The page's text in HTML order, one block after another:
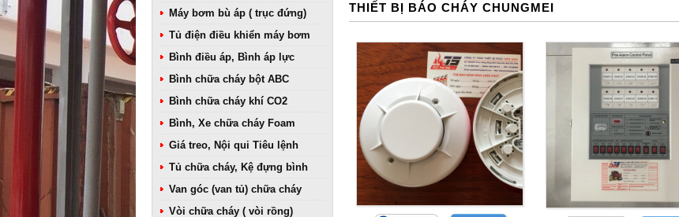
Máy bơm bù áp ( trục đứng)
Tủ điện điều khiển máy bơm
Bình điều áp, Bình áp lực
Bình chữa cháy bột ABC
Bình chữa cháy khí CO2
Bình, Xe chữa cháy Foam
Giá treo, Nội qui Tiêu lệnh
Tủ chữa cháy, Kệ đựng bình
Van góc (van tủ) chữa cháy
Vòi chữa cháy ( vòi rồng)
THIẾT BỊ BÁO CHÁY CHUNGMEI